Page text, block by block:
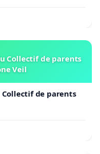
Collectif de parents
Veil
de parents